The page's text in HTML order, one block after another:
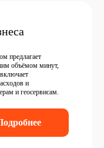
предлагает
объёмом минут,
и
и геосервисам.